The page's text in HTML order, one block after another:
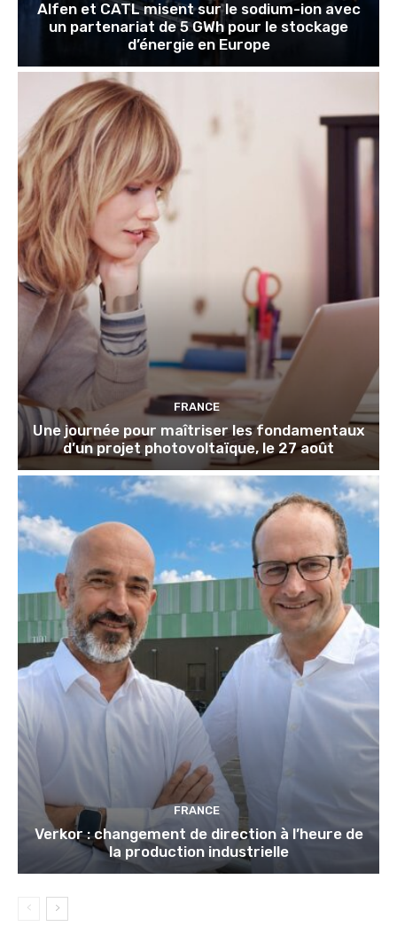
Alfen et CATL misent sur le sodium-ion avec
un partenariat de 5 GWh pour le stockage
d’énergie en Europe
FRANCE
Une journée pour maîtriser les fondamentaux
d’un projet photovoltaïque, le 27 août
FRANCE
Verkor : changement de direction à l’heure de
la production industrielle